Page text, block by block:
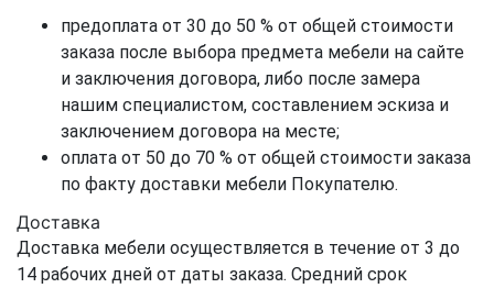
предоплата от 30 до 50 % от общей стоимости
заказа после выбора предмета мебели на сайте
и заключения договора, либо после замера
нашим специалистом, составлением эскиза и
заключением договора на месте;
оплата от 50 до 70 % от общей стоимости заказа
по факту доставки мебели Покупателю.
Доставка
Доставка мебели осуществляется в течение от 3 до
14 рабочих дней от даты заказа. Средний срок